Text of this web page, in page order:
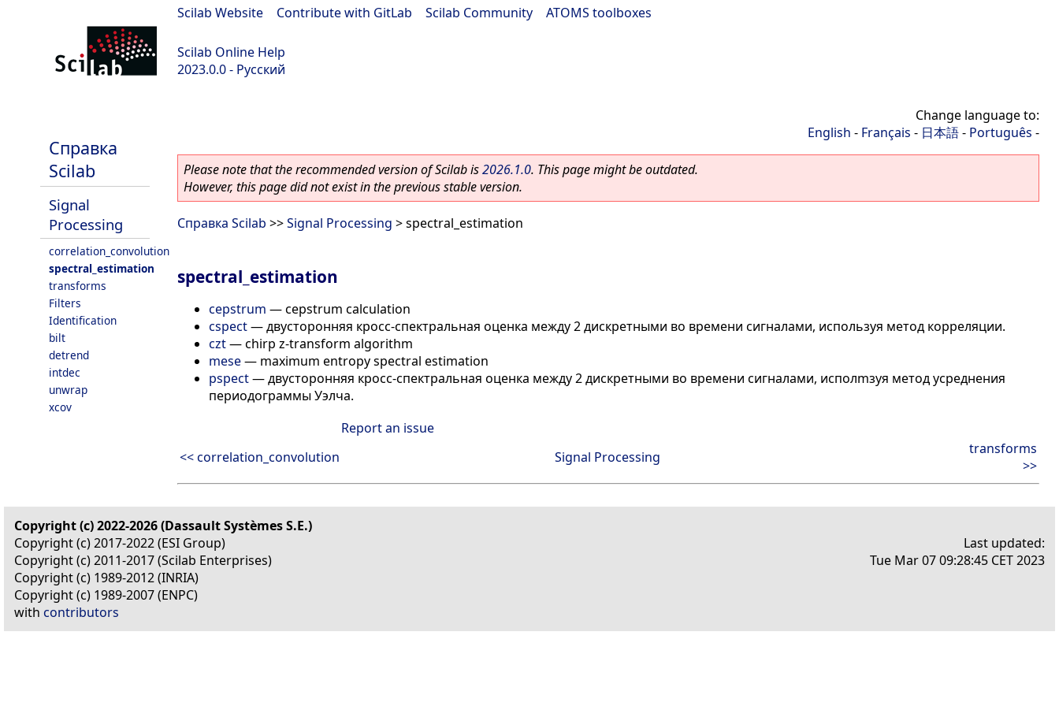
Scilab Website Contribute with GitLab Scilab Community ATOMS toolboxes
Scilab Online Help
2023.0.0 - Русский
Справка
Scilab
Signal
Processing
correlation_convolution
spectral_estimation
transforms
Filters
Identification
bilt
detrend
intdec
unwrap
xcov
Change language to:
English - Français - 日本語- Português -
Please note that the recommended version of Scilab is2026.1.0. This page might be outdated.
However, this page did not exist in the previous stable version.
Справка Scilab >>Signal Processing > spectral_estimation
spectral_estimation
cepstrum —cepstrum calculation
cspect—двусторонняя кросс-спектральная оценка между 2 дискретными во времени сигналами, используя метод корреляции.
czt—chirp z-transform algorithm
mese— maximum entropy spectral estimation
pspect—двусторонняя кросс-спектральная оценка между 2 дискретными во времени сигналами, исполmзуя метод усреднения
периодограммы Уэлча.
Report an issue
<< correlation_convolution
Signal Processing
transforms
>>
Copyright (c) 2022-2026 (Dassault Systèmes S.E.)
Copyright (c) 2017-2022 (ESI Group)
Copyright (c) 2011-2017 (Scilab Enterprises)
Copyright (c) 1989-2012 (INRIA)
Copyright (c) 1989-2007 (ENPC)
with contributors
Last updated:
Tue Mar 07 09:28:45 CET 2023